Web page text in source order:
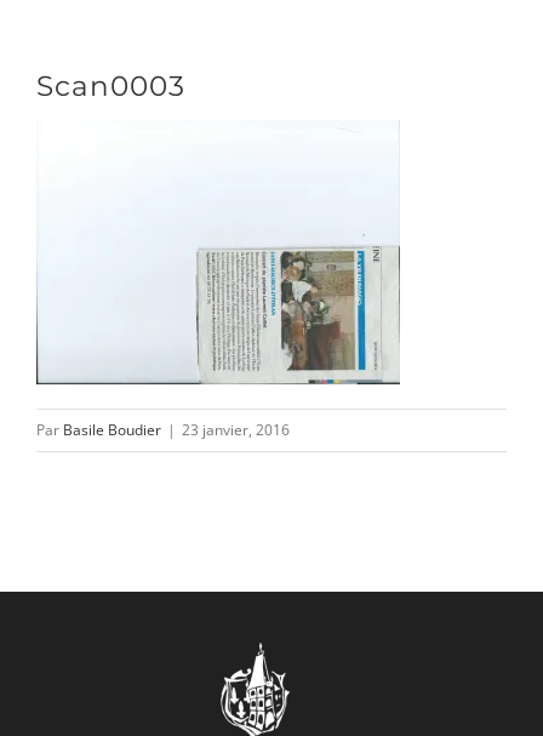
contenu
VENIR
NOUS SUIVRE
L’ASSOCIATION
Scan0003
Par Basile Boudier | 23 janvier, 2016